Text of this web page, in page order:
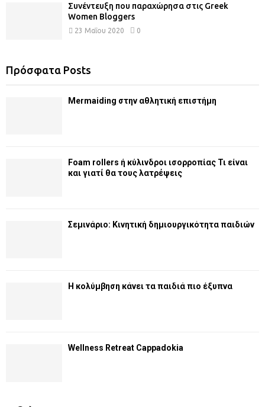
Συνέντευξη που παραχώρησα στις Greek
Women Bloggers
23 Μαΐου 2020 0
Πρόσφατα Posts
Mermaiding στην αθλητική επιστήμη
Foam rollers ή κύλινδροι ισορροπίας Τι είναι
και γιατί θα τους λατρέψεις
Σεμινάριο: Κινητική δημιουργικότητα παιδιών
Η κολύμβηση κάνει τα παιδιά πιο έξυπνα
Wellness Retreat Cappadokia